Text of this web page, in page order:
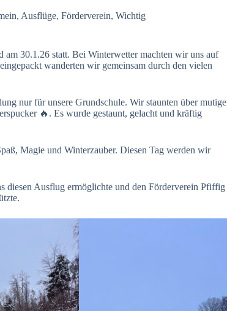
, Ausflüge, Förderverein, Wichtig
am 30.1.26 statt. Bei Winterwetter machten wir uns auf
wanderten wir gemeinsam durch den vielen
nur für unsere Grundschule. Wir staunten über mutige
🔥. Es wurde gestaunt, gelacht und kräftig
Magie und Winterzauber. Diesen Tag werden wir
diesen Ausflug ermöglichte und den Förderverein Pfiffig